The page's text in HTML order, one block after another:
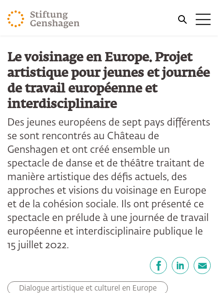
REVENIR AU CONTENU PRINCIPAL
REVENIR À LA RECHERCHE
Le voisinage en Europe. Projet
artistique pour jeunes et journée
de travail européenne et
interdisciplinaire
Des jeunes européens de sept pays différents
se sont rencontrés au Château de
Genshagen et ont créé ensemble un
spectacle de danse et de théâtre traitant de
manière artistique des défis actuels, des
approches et visions du voisinage en Europe
et de la cohésion sociale. Ils ont présenté ce
spectacle en prélude à une journée de travail
européenne et interdisciplinaire publique le
15 juillet 2022.
Dialogue artistique et culturel en Europe